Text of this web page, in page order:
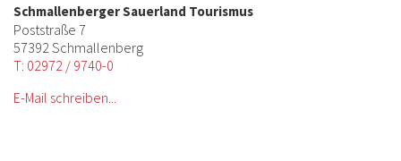
Schmallenberger Sauerland Tourismus
Poststraße 7
57392 Schmallenberg
T: 02972 / 9740-0
E-Mail schreiben...